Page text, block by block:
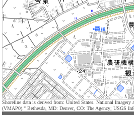
Shoreline data is derived from: United States. National Imagery
(VMAP0)." Bethesda, MD: Denver, CO: The Agency; USGS